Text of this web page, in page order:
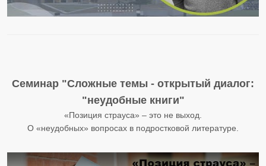
Семинар "Сложные темы - открытый диалог:
"неудобные книги"
«Позиция страуса» – это не выход.
О «неудобных» вопросах в подростковой литературе.